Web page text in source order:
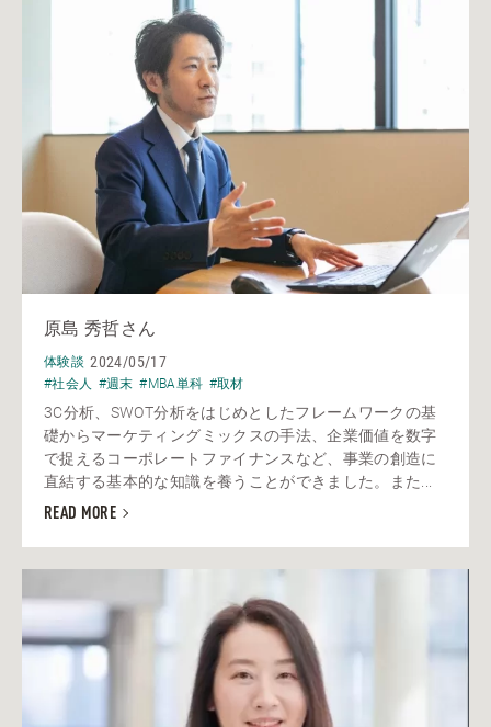
原島 秀哲さん
体験談 2024/05/17
#社会人 #週末 #MBA単科 #取材
3C分析、SWOT分析をはじめとしたフレームワークの基
礎からマーケティングミックスの手法、企業価値を数字
で捉えるコーポレートファイナンスなど、事業の創造に
直結する基本的な知識を養うことができました。また...
READ MORE